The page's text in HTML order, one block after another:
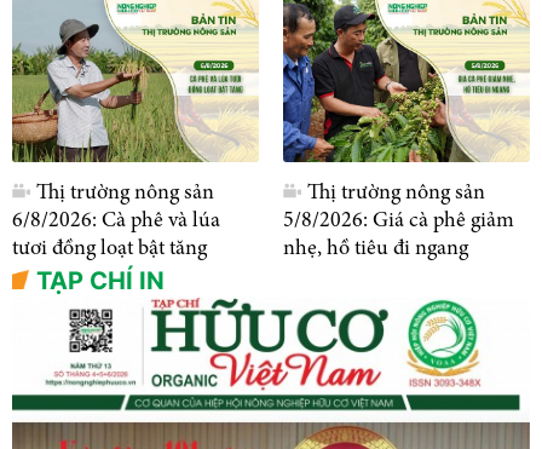
Thị trường nông sản
6/8/2026: Cà phê và lúa
tươi đồng loạt bật tăng
Thị trường nông sản
5/8/2026: Giá cà phê giảm
nhẹ, hồ tiêu đi ngang
TẠP CHÍ IN